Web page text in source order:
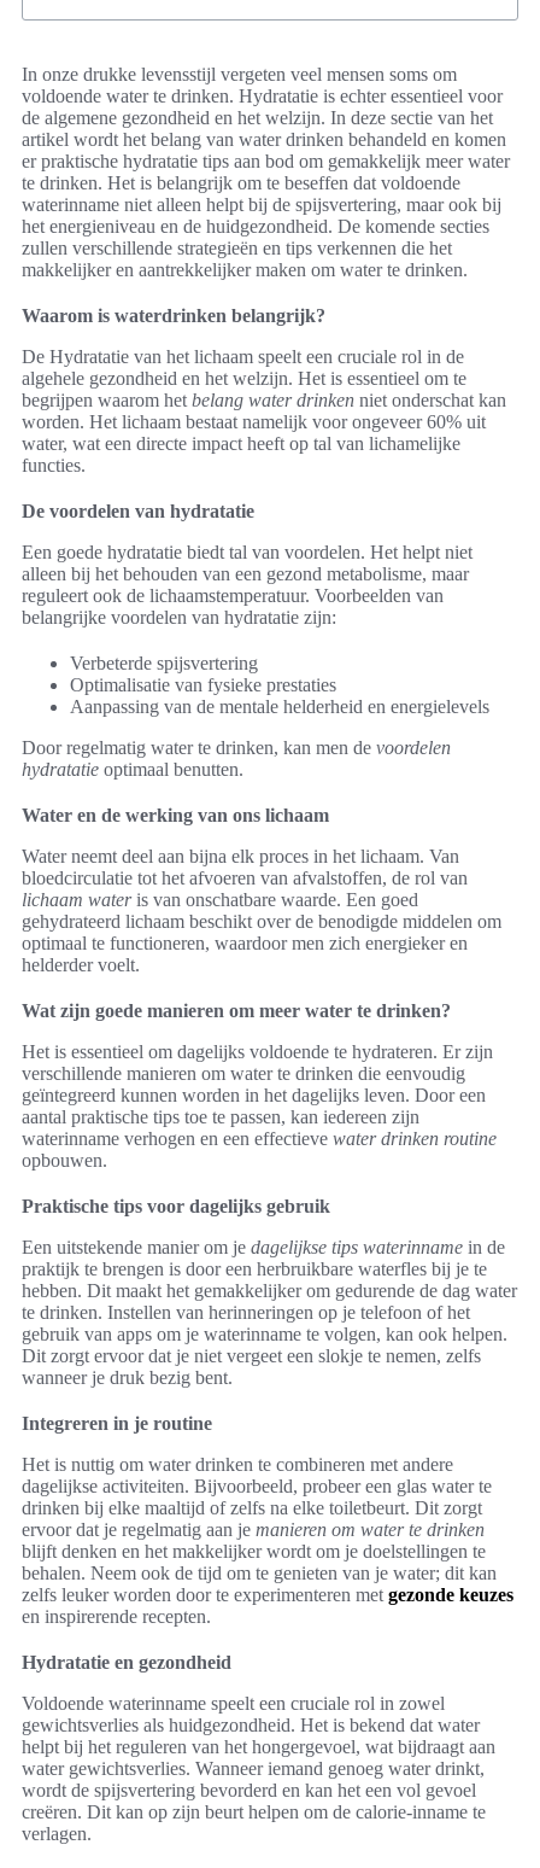
In onze drukke levensstijl vergeten veel mensen soms om
voldoende water te drinken. Hydratatie is echter essentieel voor
de algemene gezondheid en het welzijn. In deze sectie van het
artikel wordt het belang van water drinken behandeld en komen
er praktische hydratatie tips aan bod om gemakkelijk meer water
te drinken. Het is belangrijk om te beseffen dat voldoende
waterinname niet alleen helpt bij de spijsvertering, maar ook bij
het energieniveau en de huidgezondheid. De komende secties
zullen verschillende strategieën en tips verkennen die het
makkelijker en aantrekkelijker maken om water te drinken.
Waarom is waterdrinken belangrijk?
De Hydratatie van het lichaam speelt een cruciale rol in de
algehele gezondheid en het welzijn. Het is essentieel om te
begrijpen waarom het belang water drinken niet onderschat kan
worden. Het lichaam bestaat namelijk voor ongeveer 60% uit
water, wat een directe impact heeft op tal van lichamelijke
functies.
De voordelen van hydratatie
Een goede hydratatie biedt tal van voordelen. Het helpt niet
alleen bij het behouden van een gezond metabolisme, maar
reguleert ook de lichaamstemperatuur. Voorbeelden van
belangrijke voordelen van hydratatie zijn:
Verbeterde spijsvertering
Optimalisatie van fysieke prestaties
Aanpassing van de mentale helderheid en energielevels
Door regelmatig water te drinken, kan men de voordelen
hydratatie optimaal benutten.
Water en de werking van ons lichaam
Water neemt deel aan bijna elk proces in het lichaam. Van
bloedcirculatie tot het afvoeren van afvalstoffen, de rol van
lichaam wateris van onschatbare waarde. Een goed
gehydrateerd lichaam beschikt over de benodigde middelen om
optimaal te functioneren, waardoor men zich energieker en
helderder voelt.
Wat zijn goede manieren om meer water te drinken?
Het is essentieel om dagelijks voldoende te hydrateren. Er zijn
verschillende manieren om water te drinken die eenvoudig
geïntegreerd kunnen worden in het dagelijks leven. Door een
aantal praktische tips toe te passen, kan iedereen zijn
waterinname verhogen en een effectieve water drinken routine
opbouwen.
Praktische tips voor dagelijks gebruik
Een uitstekende manier om je dagelijkse tips waterinname in de
praktijk te brengen is door een herbruikbare waterfles bij je te
hebben. Dit maakt het gemakkelijker om gedurende de dag water
te drinken. Instellen van herinneringen op je telefoon of het
gebruik van apps om je waterinname te volgen, kan ook helpen.
Dit zorgt ervoor dat je niet vergeet een slokje te nemen, zelfs
wanneer je druk bezig bent.
Integreren in je routine
Het is nuttig om water drinken te combineren met andere
dagelijkse activiteiten. Bijvoorbeeld, probeer een glas water te
drinken bij elke maaltijd of zelfs na elke toiletbeurt. Dit zorgt
ervoor dat je regelmatig aan je manieren om water te drinken
blijft denken en het makkelijker wordt om je doelstellingen te
behalen. Neem ook de tijd om te genieten van je water; dit kan
zelfs leuker worden door te experimenteren met gezonde keuzes
en inspirerende recepten.
Hydratatie en gezondheid
Voldoende waterinname speelt een cruciale rol in zowel
gewichtsverlies als huidgezondheid. Het is bekend dat water
helpt bij het reguleren van het hongergevoel, wat bijdraagt aan
water gewichtsverlies. Wanneer iemand genoeg water drinkt,
wordt de spijsvertering bevorderd en kan het een vol gevoel
creëren. Dit kan op zijn beurt helpen om de calorie-inname te
verlagen.